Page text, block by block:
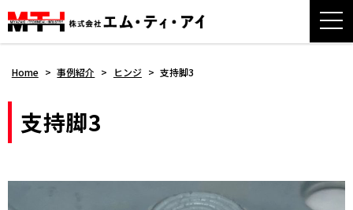
Home > 事例紹介 > ヒンジ > 支持脚3
支持脚3